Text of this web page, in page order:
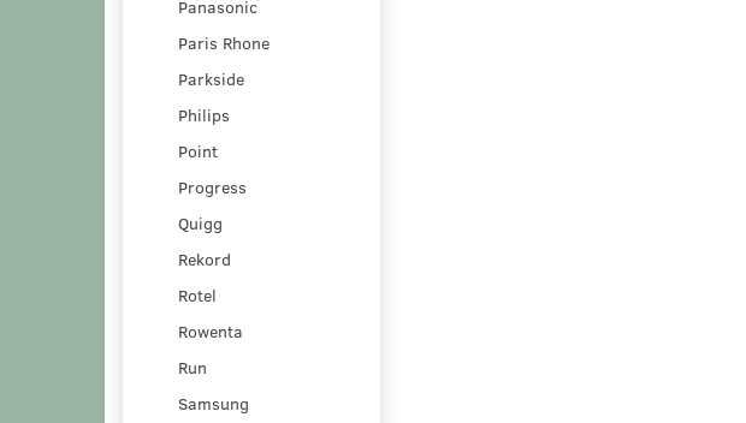
Panasonic
Paris Rhone
Parkside
Philips
Point
Progress
Quigg
Rekord
Rotel
Rowenta
Run
Samsung